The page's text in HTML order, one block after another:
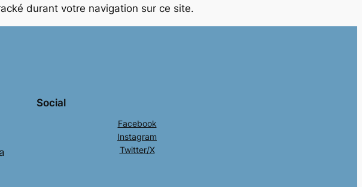
durant votre navigation sur ce site.
Social
Facebook
Instagram
Twitter/X